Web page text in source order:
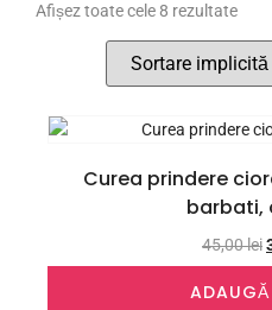
Afișez toate cele 8 rezultate
Curea prindere
barbati,
45,00lei